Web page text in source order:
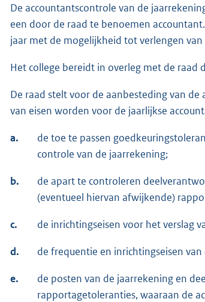
De accountantscontrole van de
een door de raad te benoemen
jaar met de mogelijkheid tot verlengen van
Het college bereidt in overleg met de raad
De raad stelt voor de aanbesteding van
van eisen worden voor de jaarlijkse
a.
de toe te passen
controle van de jaarrekening;
b.
de apart te controleren
(eventueel hiervan afwijkende)
c. de inrichtingseisen voor het verslag
d. de frequentie en inrichtingseisen
e.
de posten van de jaarrekening en
rapportagetoleranties, waaraan de